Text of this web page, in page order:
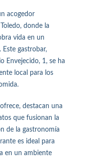
acogedor
donde la
vida en un
Este gastrobar,
Envejecido, 1, se ha
local para los
destacan una
que fusionan la
de la gastronomía
es ideal para
en un ambiente